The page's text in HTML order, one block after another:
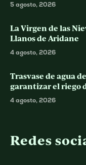
5 agosto, 2026
La Virgen de las
Llanos de Aridane
4 agosto, 2026
Trasvase de agua
garantizar el riego
4 agosto, 2026
Redes